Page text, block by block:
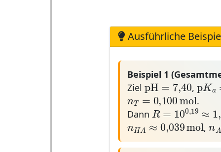
Ausführliche
Beispiel 1
Ziel pH = 7,40
pH =7,40
, pKa
pKa
nT = 0,100 mol
nT=0,100mol
.
Dann R = 100, 19
R=100,19 ≈
nHA ≈ 0,039
nHA≈0,039 mol
,n
n